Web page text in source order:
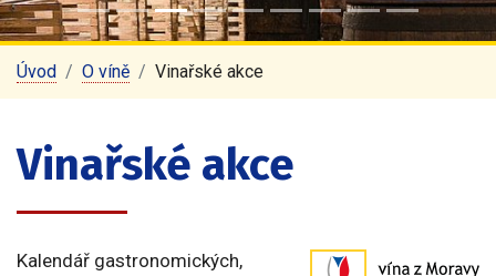
Úvod O víně Vinařské akce
Vinařské akce
Kalendář gastronomických,